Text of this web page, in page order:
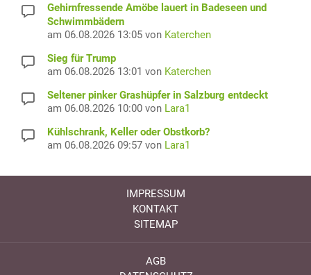
Gehirnfressende Amöbe lauert in Badeseen und
Schwimmbädern
am 06.08.2026 13:05 von Katerchen
Sieg für Trump
am 06.08.2026 13:01 von Katerchen
Seltener pinker Grashüpfer in Salzburg entdeckt
am 06.08.2026 10:00 von Lara1
Kühlschrank, Keller oder Obstkorb?
am 06.08.2026 09:57 von Lara1
IMPRESSUM
KONTAKT
SITEMAP
AGB